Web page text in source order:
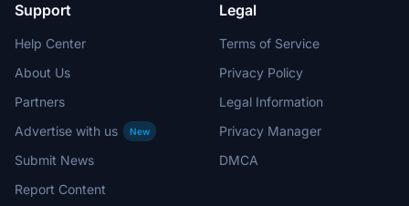
Support
Help Center
About Us
Partners
Advertise with us
New
Submit News
Report Content
Legal
Terms of Service
Privacy Policy
Legal Information
Privacy Manager
DMCA